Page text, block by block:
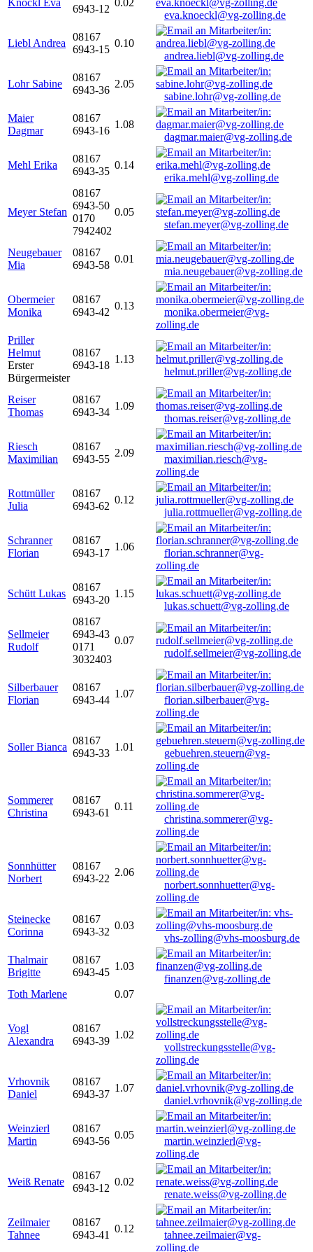
Knöckl Eva
6943-12
0.02
eva.knoeckl@vg-zolling.de
Liebl Andrea
08167
6943-15
0.10
andrea.liebl@vg-zolling.de
Lohr Sabine
08167
6943-36
2.05
sabine.lohr@vg-zolling.de
Maier
Dagmar
08167
6943-16
1.08
dagmar.maier@vg-zolling.de
Mehl Erika
08167
6943-35
0.14
erika.mehl@vg-zolling.de
Meyer Stefan
08167
6943-50
0170
7942402
0.05
stefan.meyer@vg-zolling.de
Neugebauer
Mia
08167
6943-58
0.01
mia.neugebauer@vg-zolling.de
Obermeier
Monika
08167
6943-42
0.13
monika.obermeier@vg-
zolling.de
Priller
Helmut
Erster
Bürgermeister
08167
6943-18
1.13
helmut.priller@vg-zolling.de
Reiser
Thomas
08167
6943-34
1.09
thomas.reiser@vg-zolling.de
Riesch
Maximilian
08167
6943-55
2.09
maximilian.riesch@vg-
zolling.de
Rottmüller
Julia
08167
6943-62
0.12
julia.rottmueller@vg-zolling.de
Schranner
Florian
08167
6943-17
1.06
florian.schranner@vg-
zolling.de
Schütt Lukas
08167
6943-20
1.15
lukas.schuett@vg-zolling.de
Sellmeier
Rudolf
08167
6943-43
0171
3032403
0.07
rudolf.sellmeier@vg-zolling.de
Silberbauer
Florian
08167
6943-44
1.07
florian.silberbauer@vg-
zolling.de
Soller Bianca
08167
6943-33
1.01
gebuehren.steuern@vg-
zolling.de
Sommerer
Christina
08167
6943-61
0.11
christina.sommerer@vg-
zolling.de
Sonnhütter
Norbert
08167
6943-22
2.06
norbert.sonnhuetter@vg-
zolling.de
Steinecke
Corinna
08167
6943-32
0.03
vhs-zolling@vhs-moosburg.de
Thalmair
Brigitte
08167
6943-45
1.03
finanzen@vg-zolling.de
Toth Marlene
0.07
Vogl
Alexandra
08167
6943-39
1.02
vollstreckungsstelle@vg-
zolling.de
Vrhovnik
Daniel
08167
6943-37
1.07
daniel.vrhovnik@vg-zolling.de
Weinzierl
Martin
08167
6943-56
0.05
martin.weinzierl@vg-
zolling.de
Weiß Renate
08167
6943-12
0.02
renate.weiss@vg-zolling.de
Zeilmaier
Tahnee
08167
6943-41
0.12
tahnee.zeilmaier@vg-
zolling.de